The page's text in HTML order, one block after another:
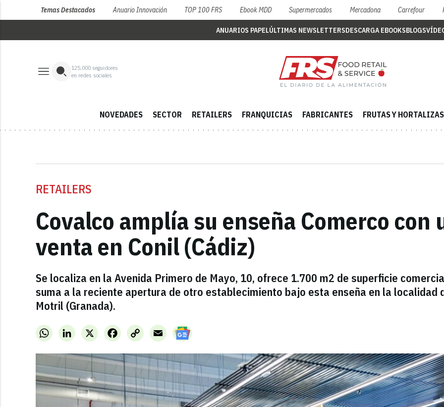
Temas Destacados Anuario Innovación TOP 100 FRS Ebook MDD Supermercados Mercadona Carrefour
ANUARIOS PAPELÚLTIMAS NEWSLETTERSDESCARGA EBOOKSBLOGS
125,000 seguidores
en redes sociales
NOVEDADES SECTOR RETAILERS FRANQUICIAS FABRICANTES FRUTAS Y HORTALIZAS
RETAILERS
Covalco amplía su enseña Comerco
venta en Conil (Cádiz)
Se localiza en la Avenida Primero de Mayo, 10, ofrece 1.700 m2 de superficie
suma a la reciente apertura de otro establecimiento bajo esta enseña en la localidad
Motril (Granada).
WhatsAppLinkedInX FacebookCopy
Link
Email